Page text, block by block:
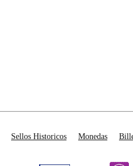
Sellos Historicos Monedas